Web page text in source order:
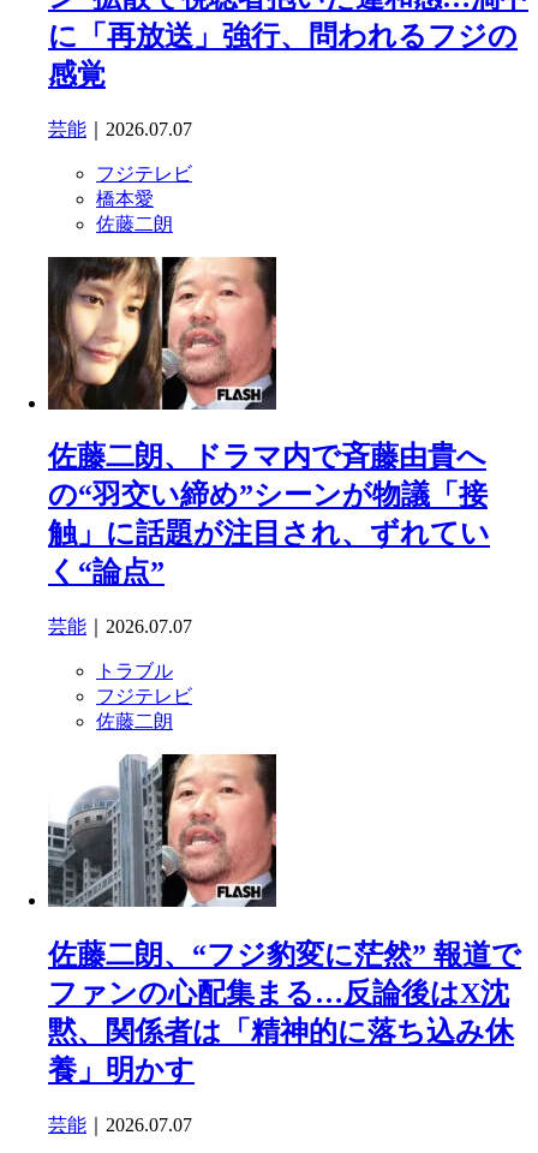
に「再放送」強行、問われるフジの
感覚
芸能 ｜2026.07.07
フジテレビ
橋本愛
佐藤二朗
佐藤二朗、ドラマ内で斉藤由貴へ
の“羽交い締め”シーンが物議「接
触」に話題が注目され、ずれてい
く“論点”
芸能 ｜2026.07.07
トラブル
フジテレビ
佐藤二朗
佐藤二朗、“フジ豹変に茫然” 報道で
ファンの心配集まる…反論後はX沈
黙、関係者は「精神的に落ち込み休
養」明かす
芸能 ｜2026.07.07